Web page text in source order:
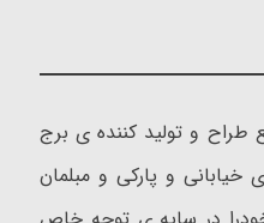
طراح و تولید کننده ی برج
و پارکی و مبلمان